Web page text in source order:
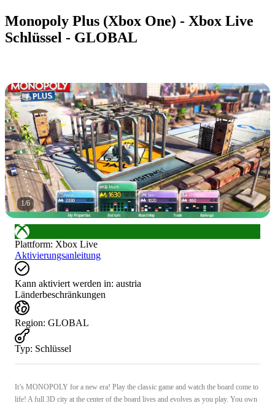
Monopoly Plus (Xbox One) - Xbox Live
Schlüssel - GLOBAL
1/6
Plattform: Xbox Live
Aktivierungsanleitung
Kann aktiviert werden in: austria
Länderbeschränkungen
Region: GLOBAL
Typ: Schlüssel
It’s MONOPOLY for a new era! Play the classic game and watch the board come to
life! A full 3D city at the center of the board lives and evolves as you play. You own